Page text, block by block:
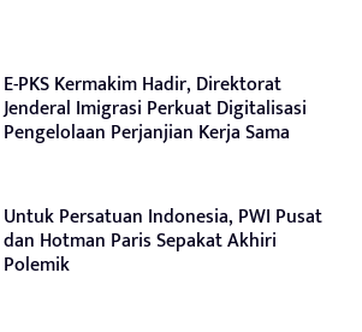
E-PKS Kermakim Hadir, Direktorat
Jenderal Imigrasi Perkuat Digitalisasi
Pengelolaan Perjanjian Kerja Sama
Untuk Persatuan Indonesia, PWI Pusat
dan Hotman Paris Sepakat Akhiri
Polemik